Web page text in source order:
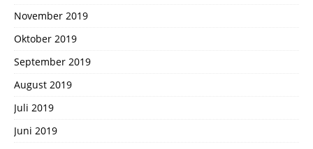
November 2019
Oktober 2019
September 2019
August 2019
Juli 2019
Juni 2019